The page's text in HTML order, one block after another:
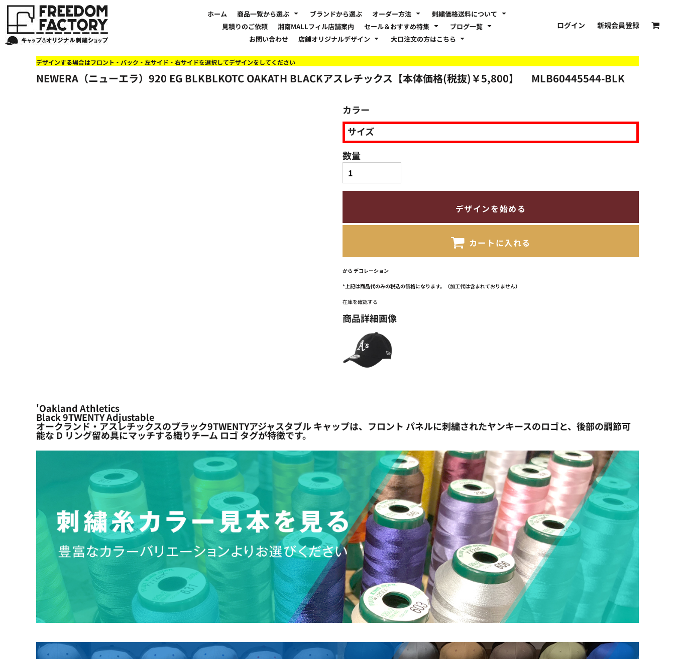
ホーム 商品一覧から選ぶ ブランドから選ぶ オーダー方法
刺繍価格送料について
見積りのご依頼
湘南MALLフィル店舗案内 セール＆おすすめ特集
ブログ一覧
お問い合わせ
店舗オリジナルデザイン 大口注文の方はこちら
ログイン 新規会員登録
デザインする場合はフロント・バック・左サイド・右サイドを選択してデザインをしてください
NEWERA（ニューエラ）920 EG BLKBLKOTC OAKATH BLACKアスレチックス【本体価格(税抜)￥5,800】 MLB60445544-BLK
カラー
サイズ
数量
デザインを始める
カートに入れる
から デコレーション
*上記は商品代のみの税込の価格になります。（加工代は含まれておりません）
在庫を確認する
商品詳細画像
'Oakland Athletics
Black 9TWENTY Adjustable
オークランド・アスレチックスのブラック9TWENTYアジャスタブル キャップは、フロント パネルに刺繍されたヤンキースのロゴと、後部の調節可
能な D リング留め具にマッチする織りチーム ロゴ タグが特徴です。
ホーム
商品一覧から選ぶ
商品一覧から選ぶ
オーダー方法
オーダー方法
新着おすすめ商品
セール
NEW ERA BLANK CAP(ニューエラ 無地キャップ）
FLEXFIT/YUPOONG（フレックスフィット/ユーポン 無地キャップ）
その他ブランドブランク無地キャップ
オリジナル刺繍をオーダー
文字でデザインする場合
お客様のデザインをアップロードする場合
ネットで購入した方で再注文したい方へ
Q&A 質問と回答参考事例
【帽子】刺繍価格について
【アパレル】刺繍価格について
送料について
オリジナル刺繍製作事例
オリジナル刺繍価格参考事例
バッグやTシャツにも刺繍可能
59FIFTYとは?
ユーポン/フレックスフィットとは
ユナイテッドアスレ取り扱い開始!
キャラクターワッペン販売中!
商品紹介・新着情報
刺繍・デザインの知識
刺繍ミシン・設備紹介
帽子のメンテナンス他
FREEDOM
アルファベット3D刺繍 花文字A A-Z
ワッペン
湘南
父の日
法人・企業向け商品特集
イベント・販促向け商品特集
学校・部活向け商品特集